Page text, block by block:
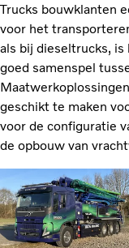
Trucks bouwklanten
voor het
als bij dieseltrucks,
goed samenspel
geschikt te maken
voor de configuratie
de opbouw van